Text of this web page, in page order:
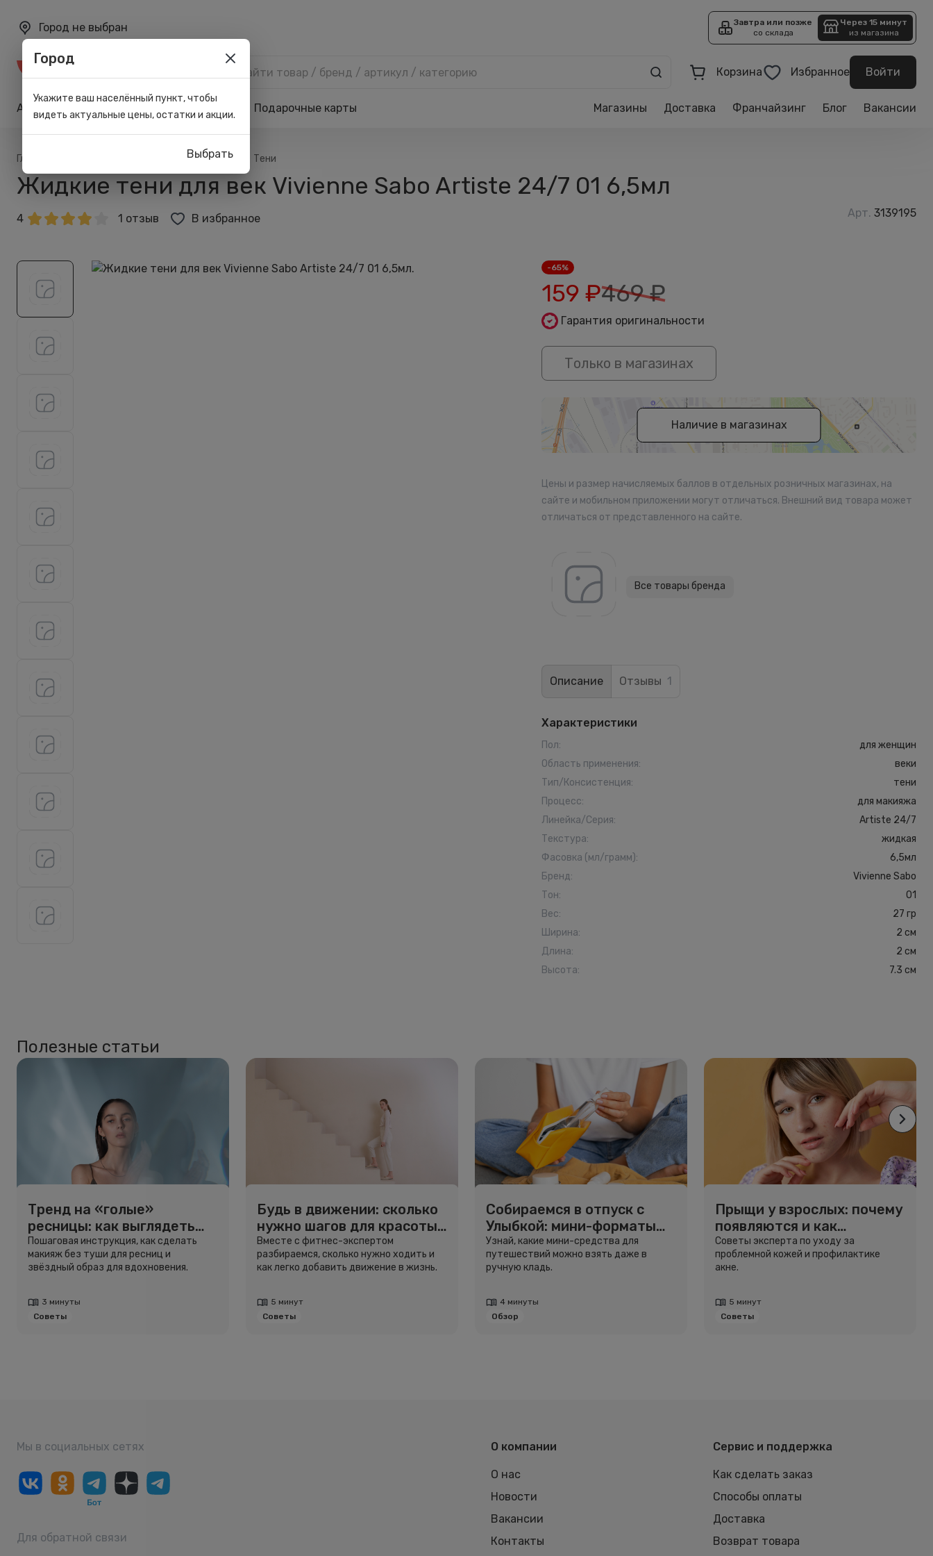
Город не выбран
Завтра или позже
со склада
Через 15 минут
из магазина
Корзина Избранное Войти
Акции Карта лояльности Подарочные карты Магазины Доставка Франчайзинг Блог Вакансии
Главная Для глаз Тени
Жидкие тени для век Vivienne Sabo Artiste 24/7 01 6,5мл
4 1 отзыв В избранное Арт. 3139195
-65%
159 ₽469₽
Гарантия оригинальности
Только в магазинах
Наличие в магазинах
Цены и размер начисляемых баллов в отдельных розничных магазинах, на
сайте и мобильном приложении могут отличаться. Внешний вид товара может
отличаться от представленного на сайте.
Все товары бренда
Описание Отзывы 1
Характеристики
Пол:
для женщин
Область применения:
веки
Тип/Консистенция:
тени
Процесс:
для макияжа
Линейка/Серия:
Artiste 24/7
Текстура:
жидкая
Фасовка (мл/грамм):
6,5мл
Бренд:
Vivienne Sabo
Тон:
01
Вес:
27 гр
Ширина:
2 см
Длина:
2 см
Высота: 7.3 см
Полезные статьи
Тренд на «голые»
ресницы: как выглядеть
свежо, не используя тушь
Пошаговая инструкция, как сделать
макияж без туши для ресниц и
звёздный образ для вдохновения.
3 минуты
Советы
Будь в движении: сколько
нужно шагов для красоты
и здоровья
Вместе с фитнес-экспертом
разбираемся, сколько нужно ходить и
как легко добавить движение в жизнь.
5 минут
Советы
Собираемся в отпуск с
Улыбкой: мини-форматы
для путешествий
Узнай, какие мини-средства для
путешествий можно взять даже в
ручную кладь.
4 минуты
Обзор
Прыщи у взрослых: почему
появляются и как
избавиться
Советы эксперта по уходу за
проблемной кожей и профилактике
акне.
5 минут
Советы
Мы в социальных сетях
Для обратной связи
О компании
О нас
Новости
Вакансии
Контакты
Сервис и поддержка
Как сделать заказ
Способы оплаты
Доставка
Возврат товара
Город
Укажите ваш населённый пункт, чтобы
видеть актуальные цены, остатки и акции.
Выбрать